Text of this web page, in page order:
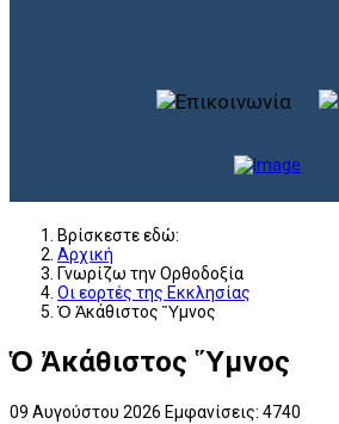
Βρίσκεστε εδώ:
Αρχική
Γνωρίζω την Ορθοδοξία
Οι εορτές της Εκκλησίας
Ὁ Ἀκάθιστος Ὕμνος
Ὁ Ἀκάθιστος Ὕμνος
09 Αυγούστου 2026 Εμφανίσεις: 4740